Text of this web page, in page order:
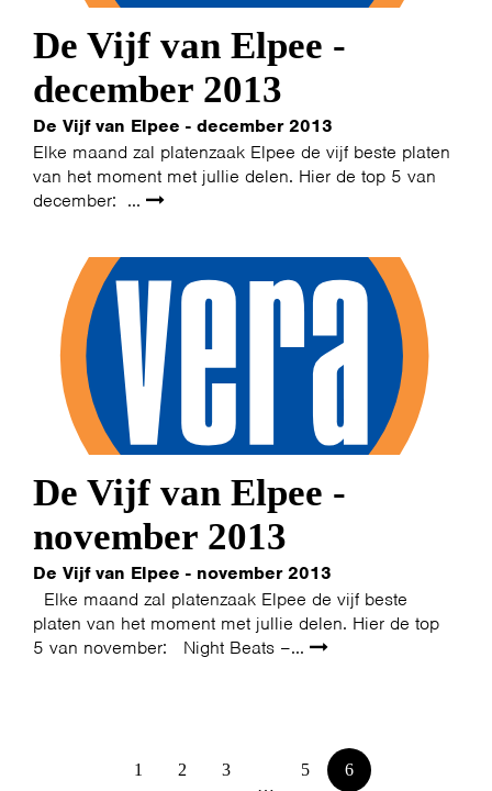
De Vijf van Elpee -
december 2013
De Vijf van Elpee - december 2013
Elke maand zal platenzaak Elpee de vijf beste platen
van het moment met jullie delen. Hier de top 5 van
december: ...
De Vijf van Elpee -
november 2013
De Vijf van Elpee - november 2013
Elke maand zal platenzaak Elpee de vijf beste
platen van het moment met jullie delen. Hier de top
5 van november: Night Beats –...
1 2
3
…
5 6